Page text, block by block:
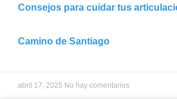
Consejos para cuidar tus
Camino de Santiago
abril 17, 2025 No hay comentarios